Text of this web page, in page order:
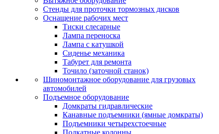
Стенды для проточки тормозных дисков
Оснащение рабочих мест
Тиски слесарные
Лампа переноска
Лампа с катушкой
Сиденье механика
Табурет для ремонта
Точило (заточной станок)
Шиномонтажное оборудование для грузовых
автомобилей
Подъемное оборудование
Домкраты гидравлические
Канавные подъемники (ямные домкраты)
Подъемники четырехстоечные
Подкатные колонны